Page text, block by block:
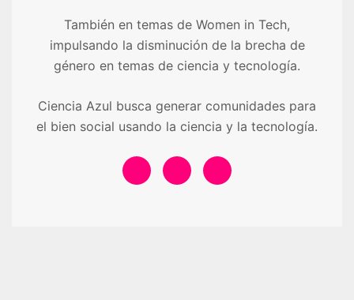
También en temas de Women in Tech,
impulsando la disminución de la brecha de
género en temas de ciencia y tecnología.
Ciencia Azul busca generar comunidades para
el bien social usando la ciencia y la tecnología.